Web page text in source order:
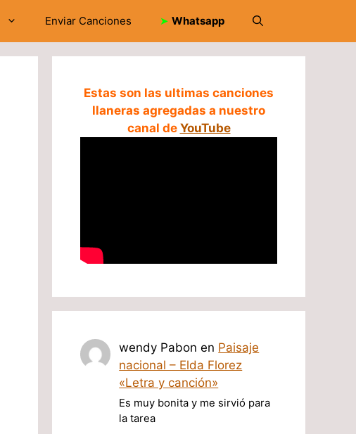
Enviar Canciones ➤ Whatsapp
Estas son las ultimas canciones
llaneras agregadas a nuestro
canal de YouTube
wendy Pabon en Paisaje
nacional – Elda Florez
«Letra y canción»
Es muy bonita y me sirvió para
la tarea